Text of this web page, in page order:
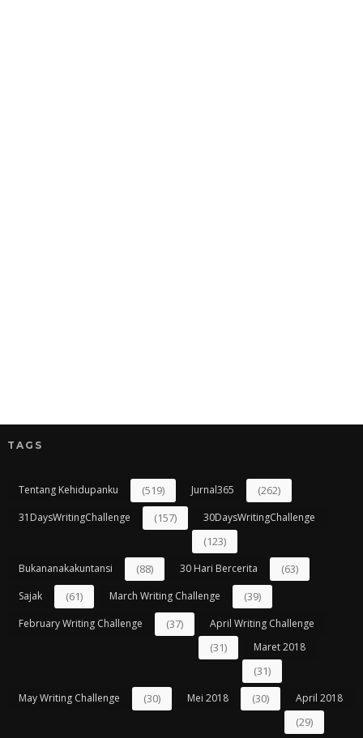
TAGS
Tentang Kehidupanku (519) Jurnal365 (262)
31DaysWritingChallenge (157) 30DaysWritingChallenge
(123)
Bukananakakuntansi (88) 30 Hari Bercerita (63)
Sajak (61) March Writing Challenge (39)
February Writing Challenge (37) April Writing Challenge
(31) Maret 2018
(31)
May Writing Challenge (30) Mei 2018 (30) April 2018
(29)